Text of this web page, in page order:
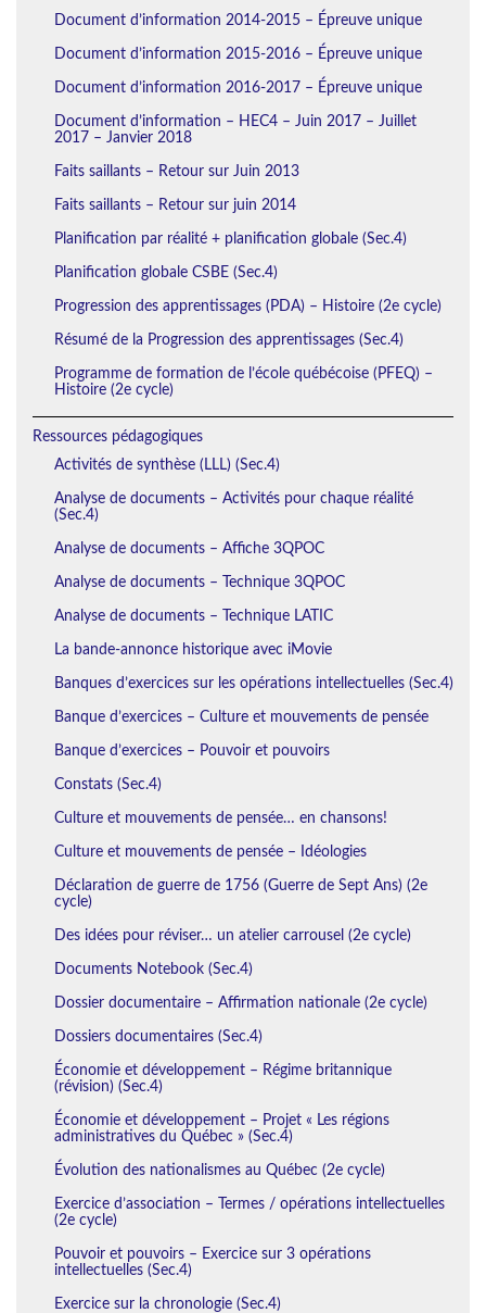
Document d’information 2014-2015 – Épreuve unique
Document d’information 2015-2016 – Épreuve unique
Document d’information 2016-2017 – Épreuve unique
Document d’information – HEC4 – Juin 2017 – Juillet
2017 – Janvier 2018
Faits saillants – Retour sur Juin 2013
Faits saillants – Retour sur juin 2014
Planification par réalité + planification globale (Sec.4)
Planification globale CSBE (Sec.4)
Progression des apprentissages (PDA) – Histoire (2e cycle)
Résumé de la Progression des apprentissages (Sec.4)
Programme de formation de l’école québécoise (PFEQ) –
Histoire (2e cycle)
Ressources pédagogiques
Activités de synthèse (LLL) (Sec.4)
Analyse de documents – Activités pour chaque réalité
(Sec.4)
Analyse de documents – Affiche 3QPOC
Analyse de documents – Technique 3QPOC
Analyse de documents – Technique LATIC
La bande-annonce historique avec iMovie
Banques d’exercices sur les opérations intellectuelles (Sec.4)
Banque d’exercices – Culture et mouvements de pensée
Banque d’exercices – Pouvoir et pouvoirs
Constats (Sec.4)
Culture et mouvements de pensée… en chansons!
Culture et mouvements de pensée – Idéologies
Déclaration de guerre de 1756 (Guerre de Sept Ans) (2e
cycle)
Des idées pour réviser… un atelier carrousel (2e cycle)
Documents Notebook (Sec.4)
Dossier documentaire – Affirmation nationale (2e cycle)
Dossiers documentaires (Sec.4)
Économie et développement – Régime britannique
(révision) (Sec.4)
Économie et développement – Projet « Les régions
administratives du Québec » (Sec.4)
Évolution des nationalismes au Québec (2e cycle)
Exercice d’association – Termes / opérations intellectuelles
(2e cycle)
Pouvoir et pouvoirs – Exercice sur 3 opérations
intellectuelles (Sec.4)
Exercice sur la chronologie (Sec.4)